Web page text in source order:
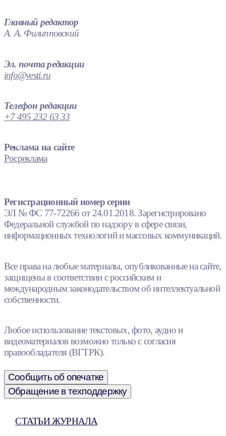
Главный редактор
А. А. Филипповский
Эл. почта редакции
info@vesti.ru
Телефон редакции
+7 495 232 63 33
Реклама на сайте
Росреклама
Регистрационный номер серии
ЭЛ № ФС 77-72266 от 24.01.2018. Зарегистрировано
Федеральной службой по надзору в сфере связи,
информационных технологий и массовых коммуникаций.
Все права на любые материалы, опубликованные на сайте,
защищены в соответствии с российским и
международным законодательством об интеллектуальной
собственности.
Любое использование текстовых, фото, аудио и
видеоматериалов возможно только с согласия
правообладателя (ВГТРК).
Сообщить об опечатке
Обращение в техподдержку
СТАТЬИ ЖУРНАЛА